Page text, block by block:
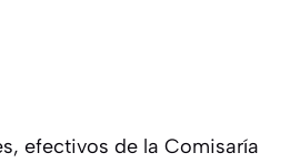
efectivos de la Comisaría